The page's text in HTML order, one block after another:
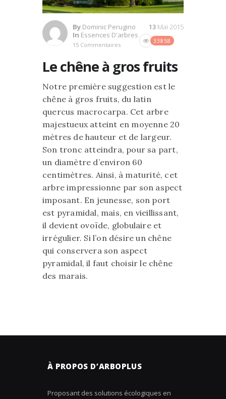
By Dominic Perugino
In Essences D'arbres
15 Commentaires
33858
13 Mai 2015
Le chêne à gros fruits
Notre première suggestion est le
chêne à gros fruits, du latin
quercus macrocarpa. Cet arbre
majestueux atteint en moyenne 20
mètres de hauteur et de largeur.
Son tronc atteindra, pour sa part,
un diamètre d’environ 60
centimètres. Ainsi, à maturité, cet
arbre impressionne par son aspect
imposant. En jeunesse, son port
est pyramidal, mais, en vieillissant,
il devient ovoïde, globulaire et
irrégulier. Si l’on désire un chêne
qui conservera son aspect
pyramidal, il faut choisir le chêne
des marais.
À PROPOS D’ARBOPLUS
Proposant des solutions écologiques en